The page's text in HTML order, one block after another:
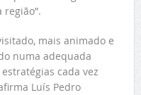
região”.
mais animado e
numa adequada
cada vez
Luís Pedro